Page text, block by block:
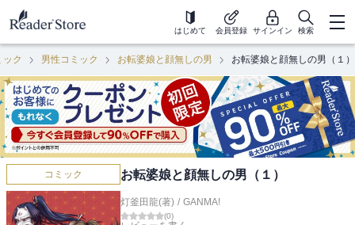
はじめて 会員登録 サインイン 検索
ック 男性コミック お転婆娘と顔無しの男 お転婆娘と顔無しの男（１）
コミック お転婆娘と顔無しの男（１）
灯釜田龍(著) / GANMA!
(0)